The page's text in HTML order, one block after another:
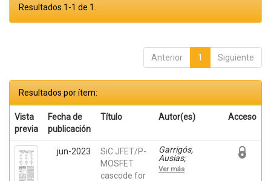
Resultados 1-1 de 1.
Anterior 1 Siguiente
Resultados por ítem:
Vista
previa
Fecha de
publicación
Título Autor(es) Acceso
jun-2023
SiC JFET/P-
MOSFET
cascode for
Garrigós,
Ausias;
Marroquí,
David; Blanes,
Ver más